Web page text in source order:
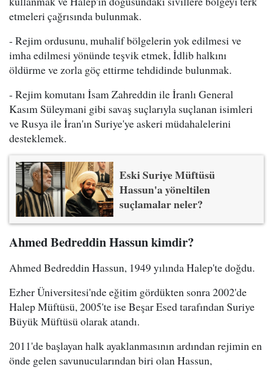
etmeleri çağrısında bulunmak.
- Rejim ordusunu, muhalif bölgelerin yok edilmesi ve
imha edilmesi yönünde teşvik etmek, İdlib halkını
öldürme ve zorla göç ettirme tehdidinde bulunmak.
- Rejim komutanı İsam Zahreddin ile İranlı General
Kasım Süleymani gibi savaş suçlarıyla suçlanan isimleri
ve Rusya ile İran'ın Suriye'ye askeri müdahalelerini
desteklemek.
Eski Suriye Müftüsü
Hassun'a yöneltilen
suçlamalar neler?
Ahmed Bedreddin Hassun kimdir?
Ahmed Bedreddin Hassun, 1949 yılında Halep'te doğdu.
Ezher Üniversitesi'nde eğitim gördükten sonra 2002'de
Halep Müftüsü, 2005'te ise Beşar Esed tarafından Suriye
Büyük Müftüsü olarak atandı.
2011'de başlayan halk ayaklanmasının ardından rejimin en
önde gelen savunucularından biri olan Hassun,